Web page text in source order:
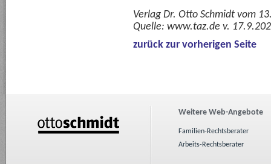
Verlag Dr. Otto Schmidt vom
Quelle: www.taz.de v.
zurück zur vorherigen Seite
Weitere Web-Angebote
Familien-Rechtsberater
Arbeits-Rechtsberater